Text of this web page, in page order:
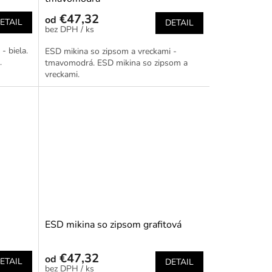
- biela.
od €47,32
/ ks
DETAIL
ESD mikina so zipsom a vreckami -
tmavomodrá. ESD mikina so zipsom a
vreckami.
ESD mikina so zipsom grafitová
od €47,32
/ ks
DETAIL